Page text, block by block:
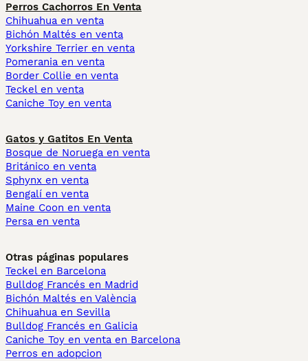
Perros Cachorros En Venta
Chihuahua en venta
Bichón Maltés en venta
Yorkshire Terrier en venta
Pomerania en venta
Border Collie en venta
Teckel en venta
Caniche Toy en venta
Gatos y Gatitos En Venta
Bosque de Noruega en venta
Británico en venta
Sphynx en venta
Bengalí en venta
Maine Coon en venta
Persa en venta
Otras páginas populares
Teckel en Barcelona
Bulldog Francés en Madrid
Bichón Maltés en València
Chihuahua en Sevilla
Bulldog Francés en Galicia
Caniche Toy en venta en Barcelona
Perros en adopcion